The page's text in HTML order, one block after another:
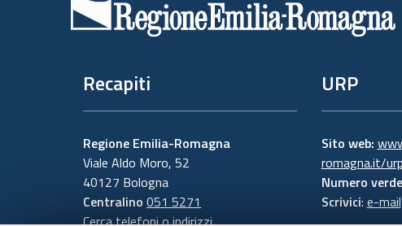
Recapiti
Regione Emilia-Romagna
Viale Aldo Moro, 52
40127 Bologna
Centralino 051 5271
Cerca telefoni o indirizzi
URP
Sito web:
romagna.it/
Numero
Scrivici: e-mail